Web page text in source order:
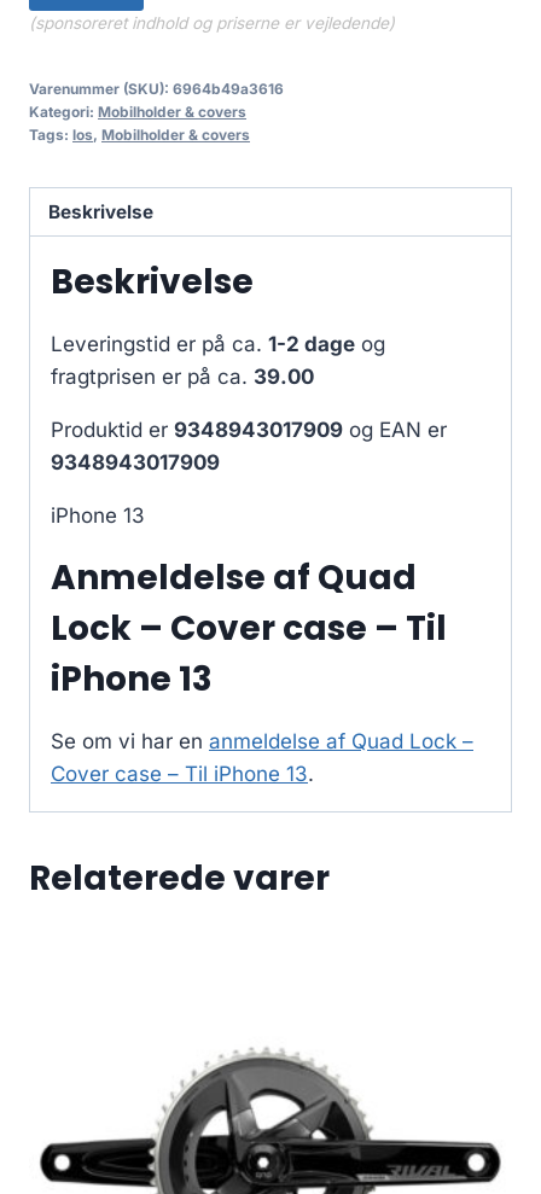
(sponsoreret indhold og priserne er vejledende)
Varenummer (SKU): 6964b49a3616
Kategori: Mobilholder & covers
Tags: los, Mobilholder & covers
Beskrivelse
Beskrivelse
Leveringstid er på ca. 1-2 dage og
fragtprisen er på ca. 39.00
Produktid er 9348943017909 og EAN er
9348943017909
iPhone 13
Anmeldelse af Quad
Lock – Cover case – Til
iPhone 13
Se om vi har en anmeldelse af Quad Lock –
Cover case – Til iPhone 13.
Relaterede varer